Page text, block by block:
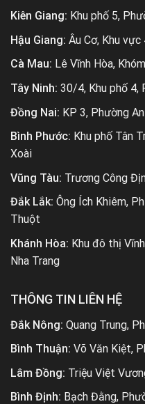
Kiên Giang: Khu phố 5,
Hậu Giang: Âu Cơ, Khu
Cà Mau: Lê Vĩnh Hòa,
Tây Ninh: 30/4, Khu phố 4,
Đồng Nai: KP 3, Phường
Bình Phước: Khu phố Tân
Xoài
Vũng Tàu: Trương Công
Đắk Lắk: Ông Ích Khiêm,
Thuột
Khánh Hòa: Khu đô thị
Nha Trang
THÔNG TIN LIÊN HỆ
Đắk Nông: Quang Trung,
Bình Thuận: Võ Văn Kiệt,
Lâm Đồng: Triệu Việt
Bình Định: Bạch Đằng,